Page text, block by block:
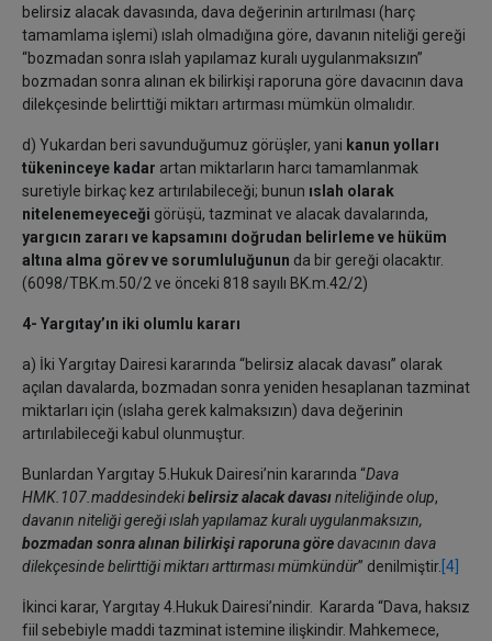
belirsiz alacak davasında, dava değerinin artırılması (harç
tamamlama işlemi) ıslah olmadığına göre, davanın niteliği gereği
“bozmadan sonra ıslah yapılamaz kuralı uygulanmaksızın”
bozmadan sonra alınan ek bilirkişi raporuna göre davacının dava
dilekçesinde belirttiği miktarı artırması mümkün olmalıdır.
d) Yukardan beri savunduğumuz görüşler, yani kanun yolları
tükeninceye kadar artan miktarların harcı tamamlanmak
suretiyle birkaç kez artırılabileceği; bunun ıslah olarak
nitelenemeyeceği görüşü, tazminat ve alacak davalarında,
yargıcın zararı ve kapsamını doğrudan belirleme ve hüküm
altına alma görev ve sorumluluğunun da bir gereği olacaktır.
(6098/TBK.m.50/2 ve önceki 818 sayılı BK.m.42/2)
4- Yargıtay’ın iki olumlu kararı
a) İki Yargıtay Dairesi kararında “belirsiz alacak davası” olarak
açılan davalarda, bozmadan sonra yeniden hesaplanan tazminat
miktarları için (ıslaha gerek kalmaksızın) dava değerinin
artırılabileceği kabul olunmuştur.
Bunlardan Yargıtay 5.Hukuk Dairesi’nin kararında “Dava
HMK.107.maddesindekibelirsiz alacak davasıniteliğinde olup,
davanın niteliği gereği ıslah yapılamaz kuralı uygulanmaksızın,
bozmadan sonra alınan bilirkişi raporuna göredavacının dava
dilekçesinde belirttiği miktarı arttırması mümkündür” denilmiştir. [4]
İkinci karar, Yargıtay 4.Hukuk Dairesi’nindir. Kararda “Dava, haksız
fiil sebebiyle maddi tazminat istemine ilişkindir. Mahkemece,